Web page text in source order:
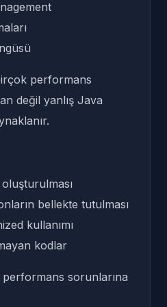
performans
değil yanlış Java
bellekte tutulması
kullanımı
kodlar
sorunlarına